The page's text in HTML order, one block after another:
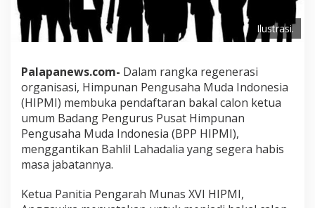
Ilustrasi.
Palapanews.com- Dalam rangka regenerasi
organisasi, Himpunan Pengusaha Muda Indonesia
(HIPMI) membuka pendaftaran bakal calon ketua
umum Badang Pengurus Pusat Himpunan
Pengusaha Muda Indonesia (BPP HIPMI),
menggantikan Bahlil Lahadalia yang segera habis
masa jabatannya.
Ketua Panitia Pengarah Munas XVI HIPMI,